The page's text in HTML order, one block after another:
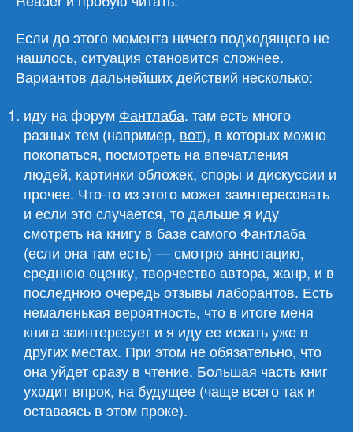
Если до этого момента ничего подходящего не
нашлось, ситуация становится сложнее.
Вариантов дальнейших действий несколько:
иду на форум Фантлаба. там есть много
разных тем (например, вот), в которых можно
покопаться, посмотреть на впечатления
людей, картинки обложек, споры и дискуссии и
прочее. Что-то из этого может заинтересовать
и если это случается, то дальше я иду
смотреть на книгу в базе самого Фантлаба
(если она там есть) — смотрю аннотацию,
среднюю оценку, творчество автора, жанр, и в
последнюю очередь отзывы лаборантов. Есть
немаленькая вероятность, что в итоге меня
книга заинтересует и я иду ее искать уже в
других местах. При этом не обязательно, что
она уйдет сразу в чтение. Большая часть книг
уходит впрок, на будущее (чаще всего так и
оставаясь в этом проке).